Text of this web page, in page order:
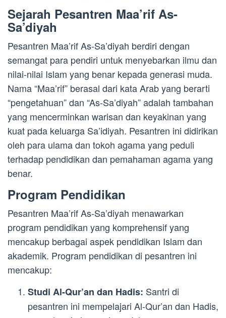
Sejarah Pesantren Maa’rif As-
Sa’diyah
Pesantren Maa’rif As-Sa’diyah berdiri dengan
semangat para pendiri untuk menyebarkan ilmu dan
nilai-nilai Islam yang benar kepada generasi muda.
Nama “Maa’rif” berasal dari kata Arab yang berarti
“pengetahuan” dan “As-Sa’diyah” adalah tambahan
yang mencerminkan warisan dan keyakinan yang
kuat pada keluarga Sa’idiyah. Pesantren ini didirikan
oleh para ulama dan tokoh agama yang peduli
terhadap pendidikan dan pemahaman agama yang
benar.
Program Pendidikan
Pesantren Maa’rif As-Sa’diyah menawarkan
program pendidikan yang komprehensif yang
mencakup berbagai aspek pendidikan Islam dan
akademik. Program pendidikan di pesantren ini
mencakup:
Studi Al-Qur’an dan Hadis: Santri di
pesantren ini mempelajari Al-Qur’an dan Hadis,